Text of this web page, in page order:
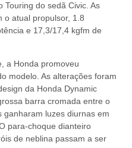
Touring do sedã Civic. As
o atual propulsor, 1.8
e 17,3/17,4 kgfm de
a Honda promoveu
modelo. As alterações foram
da Honda Dynamic
barra cromada entre o
luzes diurnas em
para-choque dianteiro
de neblina passam a ser